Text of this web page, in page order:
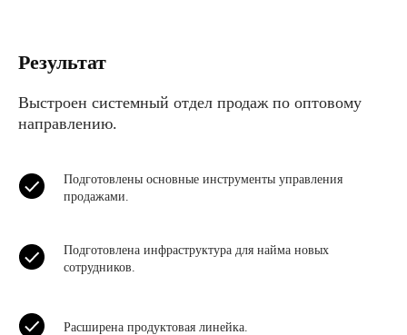
Результат
Выстроен системный отдел продаж по оптовому
направлению.
Подготовлены основные инструменты управления
продажами.
Подготовлена инфраструктура для найма новых
сотрудников.
Расширена продуктовая линейка.